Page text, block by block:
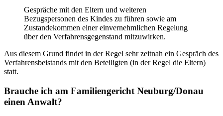
Gespräche mit den Eltern und weiteren
Bezugspersonen des Kindes zu führen sowie am
Zustandekommen einer einvernehmlichen Regelung
über den Verfahrensgegenstand mitzuwirken.
Aus diesem Grund findet in der Regel sehr zeitnah ein Gespräch des
Verfahrensbeistands mit den Beteiligten (in der Regel die Eltern)
statt.
Brauche ich am Familiengericht Neuburg/Donau
einen Anwalt?